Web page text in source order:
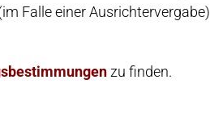
Falle einer Ausrichtervergabe)
zu finden.